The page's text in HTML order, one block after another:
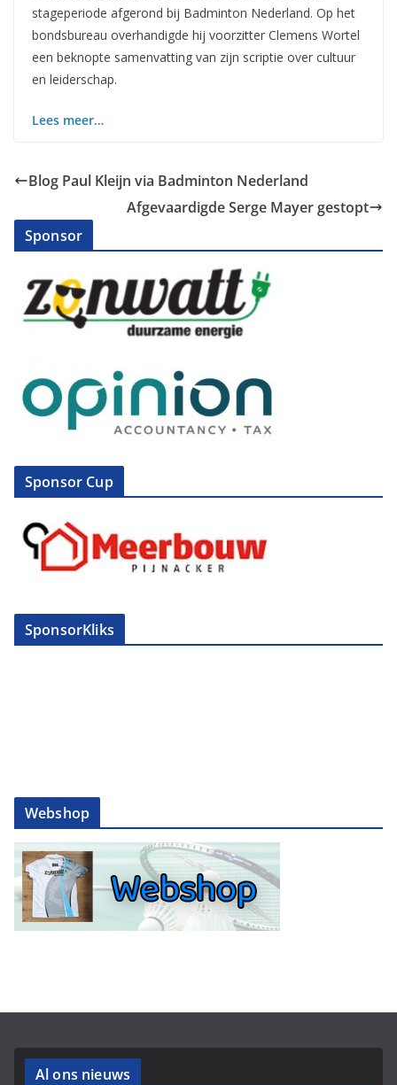
stageperiode afgerond bij Badminton Nederland. Op het
bondsbureau overhandigde hij voorzitter Clemens Wortel
een beknopte samenvatting van zijn scriptie over cultuur
en leiderschap.
Lees meer…
Blog Paul Kleijn via Badminton Nederland
Afgevaardigde Serge Mayer gestopt
Sponsor
Sponsor Cup
SponsorKliks
Webshop
Al ons nieuws